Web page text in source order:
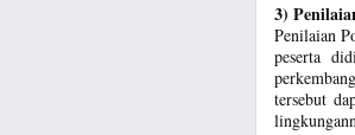
3)
Penilaian
peserta
tersebut